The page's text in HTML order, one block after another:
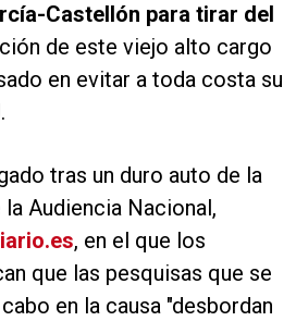
Castellón para tirar del
de este viejo alto cargo
en evitar a toda costa su
tras un duro auto de la
Audiencia Nacional,
, en el que los
que las pesquisas que se
en la causa "desbordan